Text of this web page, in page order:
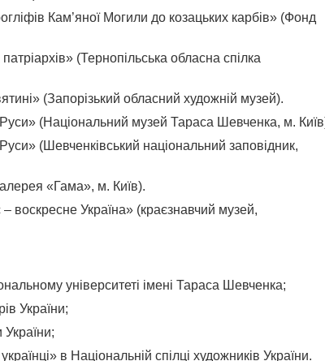
Кам’яної Могили до козацьких карбів» (Фонд
(Тернопільська обласна спілка
(Запорізький обласний художній музей).
(Національний музей Тараса Шевченка, м.
(Шевченківський національний заповідник,
«Гама», м. Київ).
воскресне Україна» (краєзнавчий музей,
університеті імені Тараса Шевченка;
України;
в Національній спілці художників України.